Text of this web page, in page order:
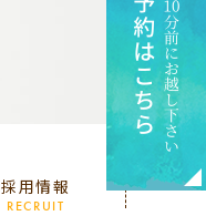
採用情報
RECRUIT